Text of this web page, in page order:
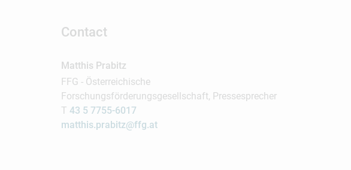
Contact
Matthis Prabitz
FFG - Österreichische
Forschungsförderungsgesellschaft, Pressesprecher
T 43 5 7755-6017
matthis.prabitz@ffg.at